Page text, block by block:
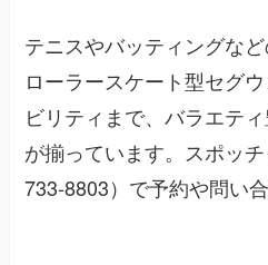
テニスやバッティングなど
ローラースケート型セグ
ビリティまで、バラエテ
が揃っています。スポッ
733-8803）で予約や問い